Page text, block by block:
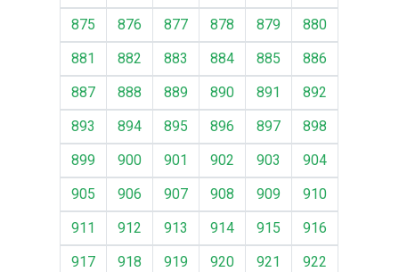
875
876 877 878 879
880
881
882 883 884 885
886
887
888 889 890 891
892
893
894 895 896 897
898
899
900 901 902 903
904
905
906 907 908 909
910
911
912 913 914 915
916
917
918 919 920 921
922